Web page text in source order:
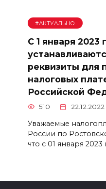
#АКТУАЛЬНО
С 1 января 2023
реквизиты для
налоговых
Российской
510 22.12.2022
Уважаемые
России по
что с 01 января 2023